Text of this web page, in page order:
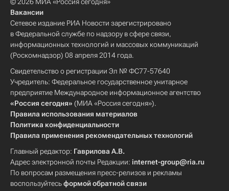
Вакансии
Сетевое издание РИА Новости зарегистрировано
в Федеральной службе по надзору в сфере связи,
информационных технологий и массовых коммуникаций
(Роскомнадзор) 08 апреля 2014 года.
Свидетельство о регистрации Эл № ФС77-57640
Учредитель: Федеральное государственное унитарное
предприятие Международное информационное агентство
«Россия сегодня» (МИА «Россия сегодня»).
Правила использования материалов
Политика конфиденциальности
Правила применения рекомендательных технологий
Главный редактор: Гаврилова А.В.
Адрес электронной почты Редакции: internet-group@ria.ru
По вопросам размещения пресс-релизов и рекламы
воспользуйтесьформой обратной связи